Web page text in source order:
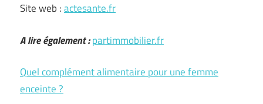
Site web :actesante.fr
A lire également :partimmobilier.fr
Quel complément alimentaire pour une femme
enceinte ?